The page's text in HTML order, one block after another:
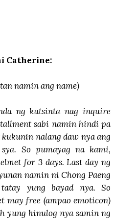
Catherine:
namin ang name)
ng kutsinta nag inquire
sabi namin hindi pa
nalang daw nya ang
So pumayag na kami,
for 3 days. Last day ng
namin ni Chong Paeng
yung bayad nya. So
may free (ampao emoticon)
yung hinulog nya samin ng